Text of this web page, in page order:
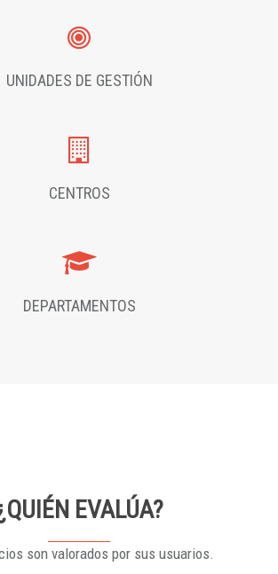
UNIDADES DE GESTIÓN
CENTROS
DEPARTAMENTOS
EVALÚA?
son valorados por sus usuarios.